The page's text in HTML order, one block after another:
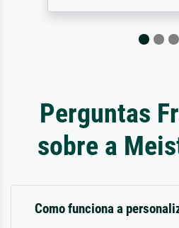
Perguntas
sobre a
Como funciona a